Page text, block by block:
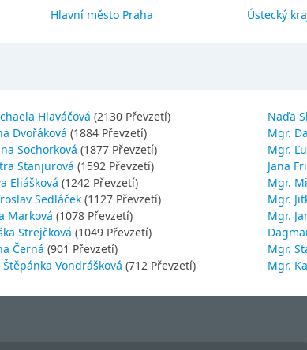
Hlavní město Praha Ústecký
Hlaváčová (2130 Převzetí)
Dvořáková (1884 Převzetí)
Sochorková (1877 Převzetí)
Stanjurová (1592 Převzetí)
Eliášková (1242 Převzetí)
Sedláček (1127 Převzetí)
Marková (1078 Převzetí)
Strejčková (1049 Převzetí)
Černá (901 Převzetí)
Štěpánka Vondrášková (712 Převzetí)
Naďa
Mgr.
Mgr.
Jana
Mgr.
Mgr.
Mgr.
Mgr.
Mgr.